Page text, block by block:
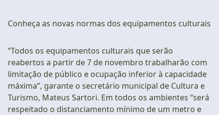
Conheça as novas normas dos equipamentos culturais
“Todos os equipamentos culturais que serão
reabertos a partir de 7 de novembro trabalharão com
limitação de público e ocupação inferior à capacidade
máxima”, garante o secretário municipal de Cultura e
Turismo, Mateus Sartori. Em todos os ambientes “será
respeitado o distanciamento mínimo de um metro e